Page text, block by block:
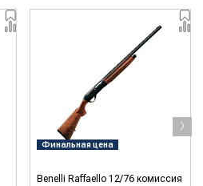
Финальная цена
Benelli Raffaello 12/76 комиссия
›